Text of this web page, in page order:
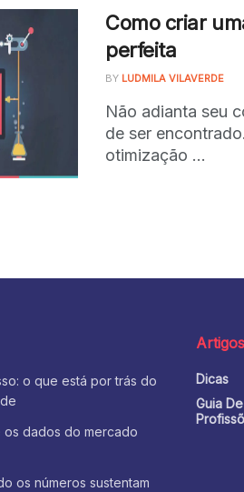
Como criar
perfeita
BY LUDMILA VILAVERDE
Não adianta seu
de ser
otimização ...
o que está por trás do
os dados do mercado
os números sustentam
Dicas
Guia De